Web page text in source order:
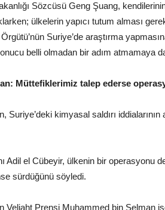
Sözcüsü Geng Şuang,
ülkelerin yapıcı tutum alması
Suriye’de araştırma
belli olmadan bir adım atmamaya
Müttefiklerimiz talep ederse
Suriye’deki kimyasal saldırı
Adil el Cübeyir, ülkenin bir operasyonu
sürdüğünü söyledi.
Veliaht Prensi Muhammed bin Selman